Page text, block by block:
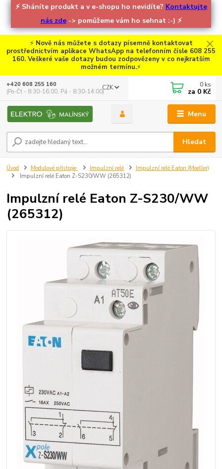
⚡ Sháníte produkt a v e-shopu ho nevidíte? Kontaktujte
nás zde-> pomůžeme vám ho sehnat :-) ⚡
⚡ Nově nás můžete s dotazy písemně kontaktovat
prostřednictvím aplikace WhatsApp na telefonním čísle 608 255
160. Veškeré vaše dotazy budou zodpovězeny v co nejkratším
možném termínu.⚡
Menu
CZK
Hledat
+420 608 255 160
(Po-Čt - 8:30-16:00, Pá - 8:30-14:00)
0 ks
za 0 Kč
Úvod Modulové přístroje Impulzní relé
Impulzní relé Eaton (Moeller)
Impulzní relé Eaton Z-S230/WW (265312)
Impulzní relé Eaton Z-S230/WW
(265312)